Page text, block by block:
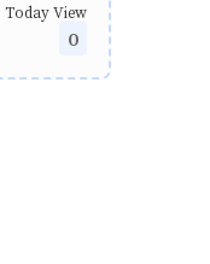
Today View
0